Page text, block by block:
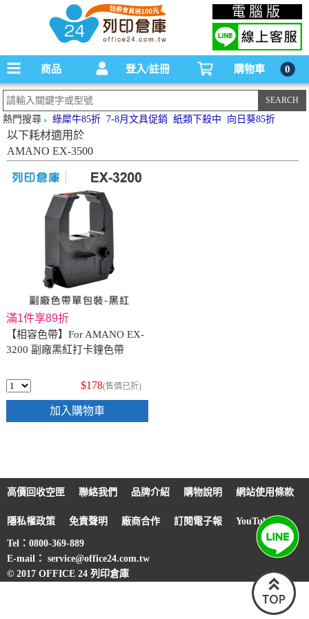
碳粉匣，墨水匣,原廠碳粉匣，副廠碳粉匣，環保碳粉匣,連續供墨印表機-office24列印
倉庫線上購物手機版
電腦版
商品 登入/註冊 購物車 0
熱門搜尋 綠犀牛85折 7-8月文具促銷 紙類下殺中 向日葵85折
以下耗材適用於
AMANO EX-3500
滿1件享89折
【相容色帶】For AMANO EX-
3200 副廠黑紅打卡鐘色帶
$178(售價已折)
加入購物車
高價回收空匣 聯絡我們 品牌介紹 購物說明 網站使用條款
隱私權政策 免責聲明 廠商合作 訂閱電子報 YouTube
Tel：0800-369-889
E-mail： service@office24.com.tw
© 2017 OFFICE 24 列印倉庫